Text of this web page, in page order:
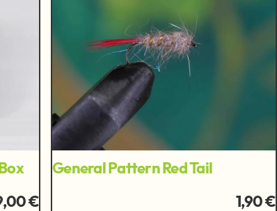
€
General Pattern Red Tail
1,90 €